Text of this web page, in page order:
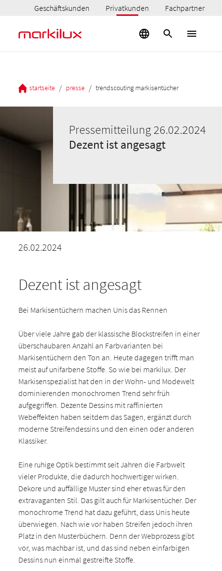
Geschäftskunden Privatkunden Fachpartner
startseite / presse / trendscouting markisentücher
Pressemitteilung 26.02.2024
Dezent ist angesagt
26.02.2024
Dezent ist angesagt
Bei Markisentüchern machen Unis das Rennen
Über viele Jahre gab der klassische Blockstreifen in einer
überschaubaren Anzahl an Farbvarianten bei
Markisentüchern den Ton an. Heute dagegen trifft man
meist auf unifarbene Stoffe. So wie bei markilux. Der
Markisenspezialist hat den in der Wohn- und Modewelt
dominierenden monochromen Trend sehr früh
aufgegriffen. Dezente Dessins mit raffinierten
Webeffekten haben seitdem das Sagen, ergänzt durch
moderne Streifendessins und den einen oder anderen
Klassiker.
Eine ruhige Optik bestimmt seit Jahren die Farbwelt
vieler Produkte, die dadurch hochwertiger wirken.
Dekore und auffällige Muster sind eher etwas für den
extravaganten Stil. Das gilt auch für Markisentücher. Der
monochrome Trend hat dazu geführt, dass Unis heute
überwiegen. Nach wie vor haben Streifen jedoch ihren
Platz in den Musterbüchern. Denn der Webprozess gibt
vor, was machbar ist, und das sind neben einfarbigen
Dessins nun einmal gestreifte Stoffe.